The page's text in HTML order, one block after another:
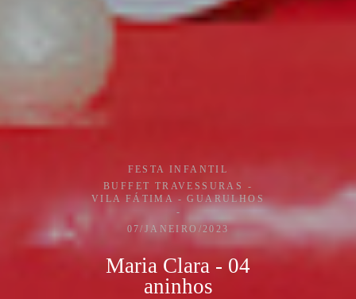
FESTA INFANTIL
BUFFET TRAVESSURAS -
VILA FÁTIMA - GUARULHOS
07/JANEIRO/2023
Maria Clara - 04
aninhos